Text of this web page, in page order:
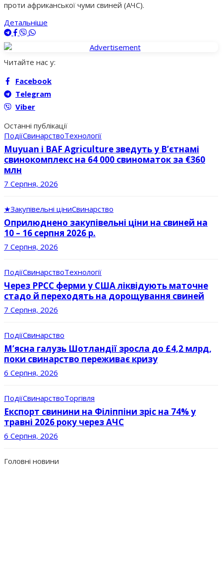
проти африканської чуми свиней (АЧС).
Детальніше
Читайте нас у:
Facebook
Telegram
Viber
Останні публікації
ПодіїСвинарствоТехнології
Muyuan і BAF Agriculture зведуть у В’єтнамі
свинокомплекс на 64 000 свиноматок за €360
млн
7 Серпня, 2026
★Закупівельні ціниСвинарство
Оприлюднено закупівельні ціни на свиней на
10 – 16 серпня 2026 р.
7 Серпня, 2026
ПодіїСвинарствоТехнології
Через РРСС ферми у США ліквідують маточне
стадо й переходять на дорощування свиней
7 Серпня, 2026
ПодіїСвинарство
М’ясна галузь Шотландії зросла до £4,2 млрд,
поки свинарство переживає кризу
6 Серпня, 2026
ПодіїСвинарствоТоргівля
Експорт свинини на Філіппіни зріс на 74% у
травні 2026 року через АЧС
6 Серпня, 2026
Головні новини